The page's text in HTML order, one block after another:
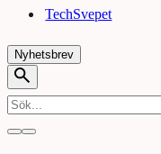
TechSvepet
Nyhetsbrev